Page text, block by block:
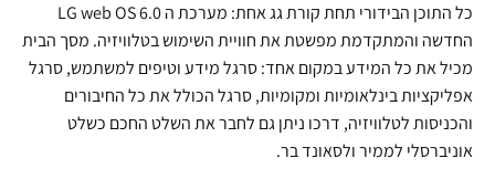
כל התוכן הבידורי תחת קורת גג אחת: מערכת ה LG web OS 6.0
החדשה והמתקדמת מפשטת את חוויית השימוש בטלוויזיה. מסך הבית
מכיל את כל המידע במקום אחד: סרגל מידע וטיפים למשתמש, סרגל
אפליקציות בינלאומיות ומקומיות, סרגל הכולל את כל החיבורים
והכניסות לטלוויזיה, דרכו ניתן גם לחבר את השלט החכם כשלט
אוניברסלי לממיר ולסאונד בר.